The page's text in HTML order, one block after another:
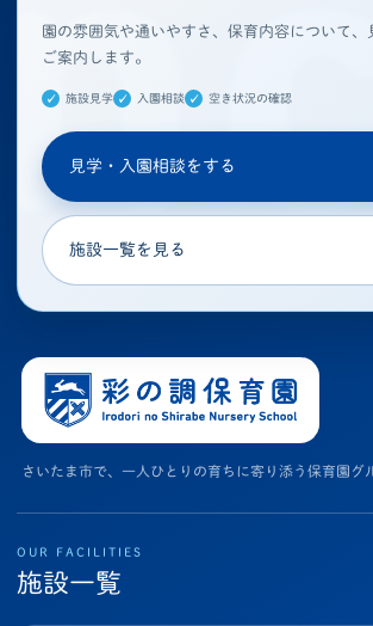
園の雰囲気や通いやすさ、保育内容について、
ご案内します。
施設見学 入園相談 空き状況の確認
見学・入園相談をする
施設一覧を見る
さいたま市で、一人ひとりの育ちに寄り添う保育園グ
OUR FACILITIES
施設一覧